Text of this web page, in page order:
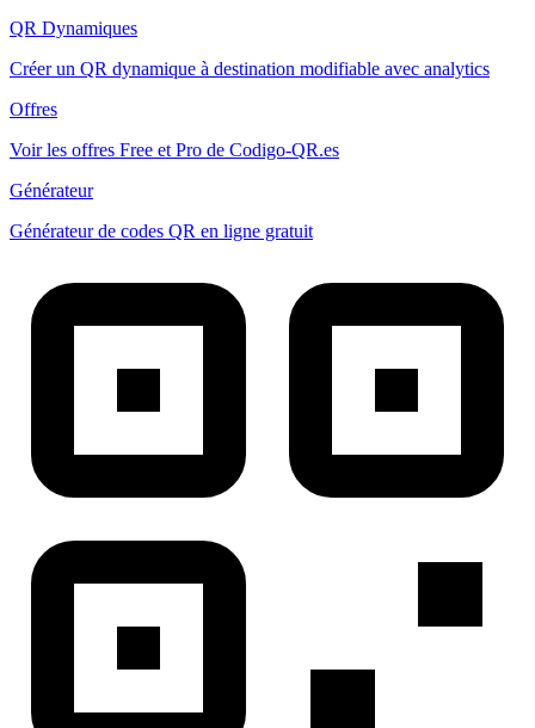
QR Dynamiques
Créer un QR dynamique à destination modifiable avec analytics
Offres
Voir les offres Free et Pro de Codigo-QR.es
Générateur
Générateur de codes QR en ligne gratuit